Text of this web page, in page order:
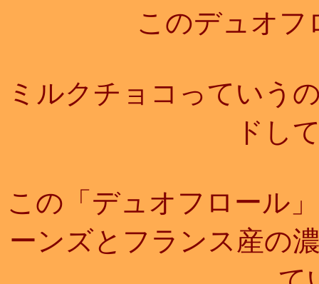
このデュオフ
ミルクチョコっていう
ドし
この「デュオフロール
ーンズとフランス産の